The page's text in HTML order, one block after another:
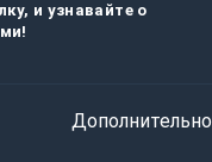
и узнавайте о
Дополнительно